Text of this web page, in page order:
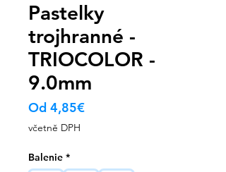
Pastelky
trojhranné -
TRIOCOLOR -
9.0mm
Od 4,85€Zvýhodněná
včetně DPH
Balenie *